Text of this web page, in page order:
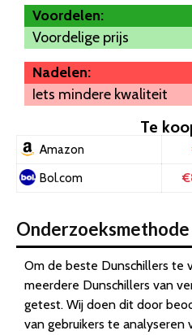
Voordelen:
Voordelige prijs
Nadelen:
Iets mindere kwaliteit
Te
Amazon
Bol.com
Onderzoeksmethode
Om de beste Dunschillers te
meerdere Dunschillers van
getest. Wij doen dit door
van gebruikers te analyseren